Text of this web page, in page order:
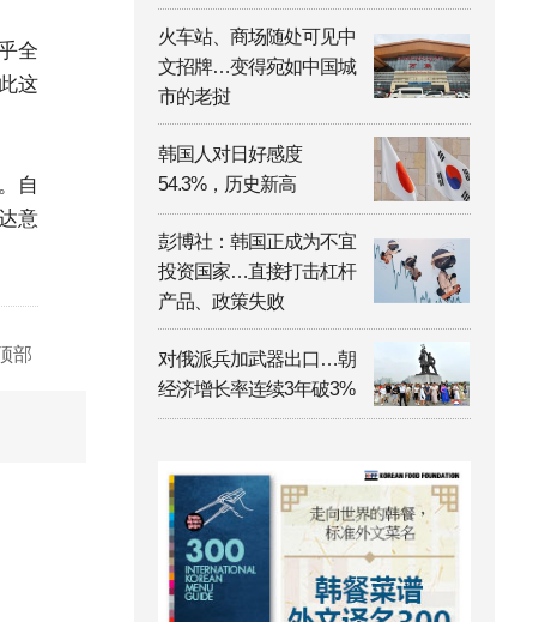
全
这
自
意
部
火车站、商场随处可见中
文招牌…变得宛如中国城
市的老挝
韩国人对日好感度
54.3%，历史新高
彭博社：韩国正成为不宜
投资国家…直接打击杠杆
产品、政策失败
对俄派兵加武器出口…朝
经济增长率连续3年破3%